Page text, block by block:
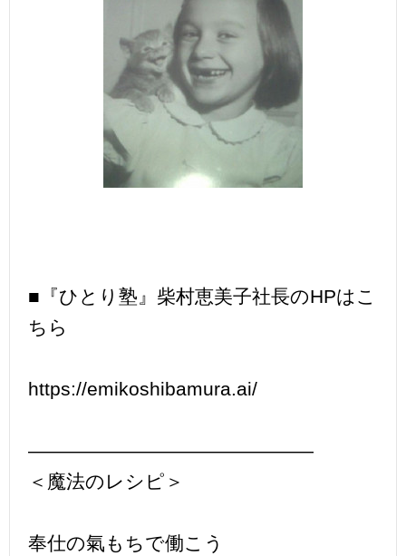
■『ひとり塾』柴村恵美子社長のHPはこ
ちら
https://emikoshibamura.ai/
———————————————
＜魔法のレシピ＞
奉仕の氣もちで働こう